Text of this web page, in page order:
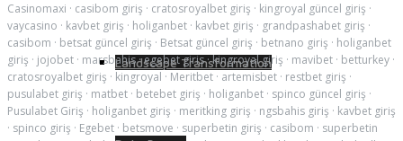
Landscape Transformation
Casinomaxi · casibom giriş · cratosroyalbet giriş · kingroyal güncel giriş ·
vaycasino · kavbet giriş · holiganbet · kavbet giriş · grandpashabet giriş ·
casibom · betsat güncel giriş · Betsat güncel giriş · betnano giriş · holiganbet
giriş · jojobet · marsbahis·egebet giris·kingroyal giriş · mavibet · betturkey ·
cratosroyalbet giriş · kingroyal · Meritbet · artemisbet · restbet giriş ·
pusulabet giriş · matbet · betebet giriş · holiganbet · spinco güncel giriş ·
Pusulabet Giriş · holiganbet giriş · meritking giriş · ngsbahis giriş · kavbet giriş
· spinco giriş · Egebet · betsmove · superbetin giriş · casibom · superbetin